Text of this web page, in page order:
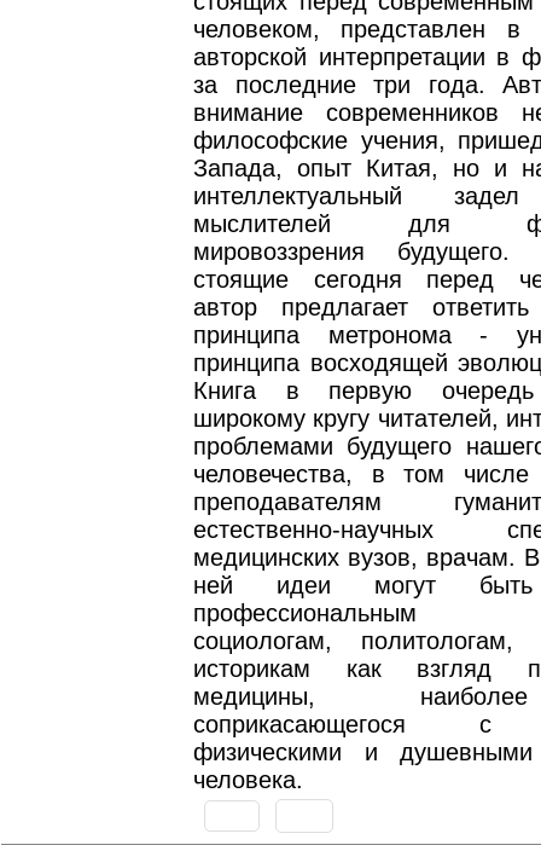
человеком, представлен в
авторской интерпретации в
за последние три года.
внимание современников
философские учения,
Запада, опыт Китая, но и
интеллектуальный задел
мыслителей для
мировоззрения
стоящие сегодня перед
автор предлагает
принципа метронома -
принципа восходящей
Книга в первую очередь
широкому кругу читателей,
проблемами будущего
человечества, в том
преподавателям
естественно-научных
медицинских вузов, врачам.
ней идеи могут быть
профессиональным
социологам, политологам,
историкам как взгляд
медицины,
соприкасающегося с
физическими и
человека.